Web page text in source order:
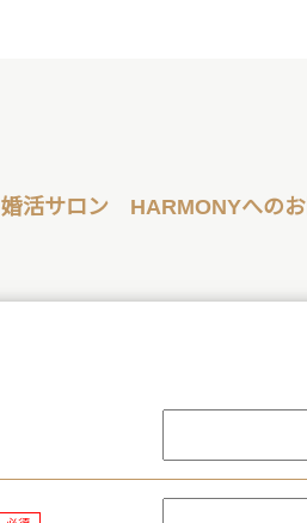
婚活サロン HARMONYへの